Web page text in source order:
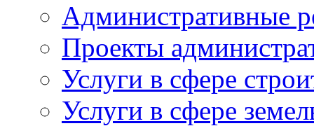
Административные
Проекты
Услуги в сфере
Услуги в сфере